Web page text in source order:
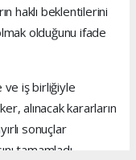
haklı beklentilerini
olduğunu ifade
ve iş birliğiyle
alınacak kararların
sonuçlar
tamamladı.